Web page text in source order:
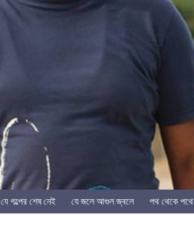
যে গল্পের শেষ নেই যে জলে আগুল জ্বলে পথ থেকে পথে